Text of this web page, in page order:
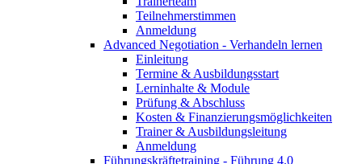
Teilnehmerstimmen
Anmeldung
Advanced Negotiation - Verhandeln lernen
Einleitung
Termine & Ausbildungsstart
Lerninhalte & Module
Prüfung & Abschluss
Kosten & Finanzierungsmöglichkeiten
Trainer & Ausbildungsleitung
Anmeldung
Führungskräftetraining - Führung 4.0